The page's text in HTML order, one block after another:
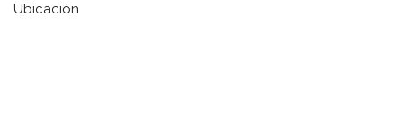
Ubicación